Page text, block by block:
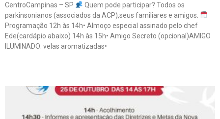
CentroCampinas – SP
Quem pode participar? Todos os
parkinsonianos (associados da ACP),seus familiares e amigos.
Programação 12h às 14h• Almoço especial assinado pelo chef
Ede(cardápio abaixo) 14h às 15h• Amigo Secreto (opcional)AMIGO
ILUMINADO: velas aromatizadas•